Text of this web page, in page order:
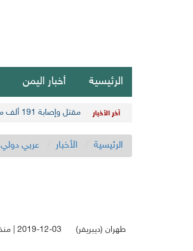
الرئيسية أخبار اليمن
آخر الأخبار مقتل وإصابة 191 ألف مدني لأسباب مباشرة وغير مباشرة في أحدث حصيلة حوثية
الرئيسية الأخبار عربي دولي
طهران (ديبريفر) 2019-12-03 | منذ 3 سنة